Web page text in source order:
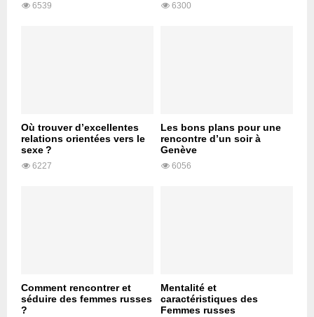
6539 6300
Où trouver d’excellentes
relations orientées vers le
sexe ?
6227
Les bons plans pour une
rencontre d’un soir à
Genève
6056
Comment rencontrer et
séduire des femmes russes
?
Mentalité et
caractéristiques des
Femmes russes